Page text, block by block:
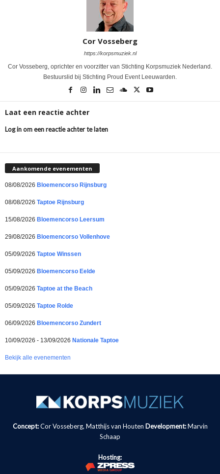
Cor Vosseberg
https://korpsmuziek.nl
Cor Vosseberg, oprichter en voorzitter van Stichting Korpsmuziek Nederland.
Bestuurslid bij Stichting Proud Event Leeuwarden.
Laat een reactie achter
Log in om een reactie achter te laten
Aankomende evenementen
08/08/2026 Bloemencorso Rijnsburg
08/08/2026 Taptoe Rijnsburg
15/08/2026 Bloemencorso Leersum
29/08/2026 Bloemencorso Vollenhove
05/09/2026 Taptoe Winssen
05/09/2026 Bloemencorso Eelde
05/09/2026 Taptoe at the Beach
05/09/2026 Taptoe Rolde
06/09/2026 Bloemencorso Zundert
10/09/2026 - 13/09/2026 Nationale Taptoe
Bekijk alle evenementen
Concept:Cor Vosseberg, Matthijs van Houten Development: Marvin
Schaap
Hosting: